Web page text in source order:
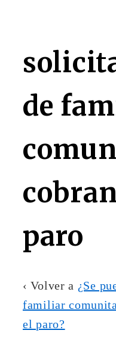
de
paro
‹ Volver a ¿Se
familiar
el paro?